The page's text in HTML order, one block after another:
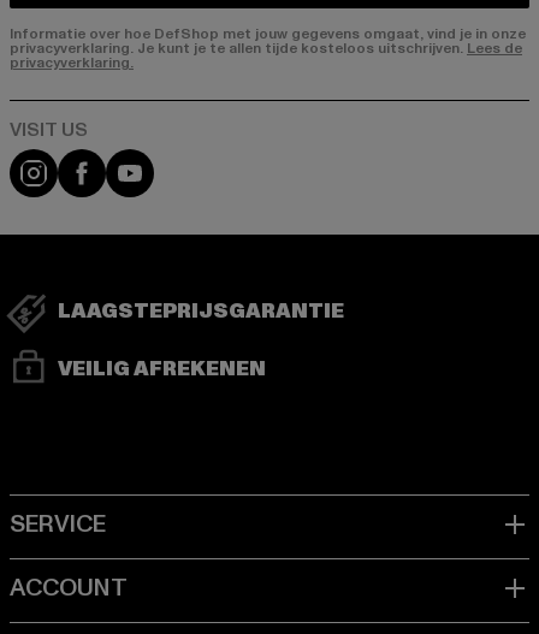
Informatie over hoe DefShop met jouw gegevens omgaat, vind je in onze
privacyverklaring. Je kunt je te allen tijde kosteloos uitschrijven.Lees de
privacyverklaring.
Visit our Instagram page:
Visit our Facebook page:
Visit our YouTube channel:
LAAGSTEPRIJSGARANTIE
VEILIG AFREKENEN